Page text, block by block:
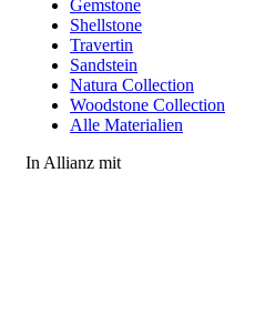
Gemstone
Shellstone
Travertin
Sandstein
Natura Collection
Woodstone Collection
Alle Materialien
In Allianz mit